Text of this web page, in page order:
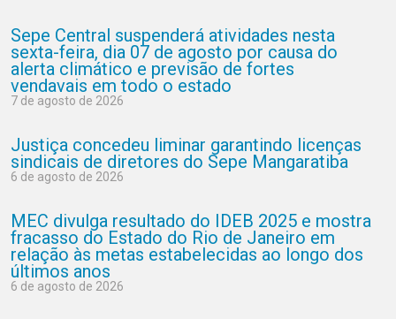
Sepe Central suspenderá atividades nesta
sexta-feira, dia 07 de agosto por causa do
alerta climático e previsão de fortes
vendavais em todo o estado
7 de agosto de 2026
Justiça concedeu liminar garantindo licenças
sindicais de diretores do Sepe Mangaratiba
6 de agosto de 2026
MEC divulga resultado do IDEB 2025 e mostra
fracasso do Estado do Rio de Janeiro em
relação às metas estabelecidas ao longo dos
últimos anos
6 de agosto de 2026